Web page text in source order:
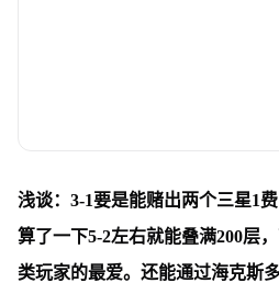
浅谈：3-1要是能赌出两个三星1
算了一下5-2左右就能叠满200层
类玩家的最爱。还能通过海克斯